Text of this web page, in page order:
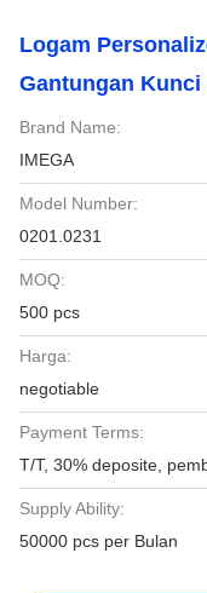
Logam
Gantungan
Brand Name:
IMEGA
Model Number:
0201.0231
MOQ:
500 pcs
Harga:
negotiable
Payment Terms:
T/T, 30% deposite,
Supply Ability:
50000 pcs per Bulan